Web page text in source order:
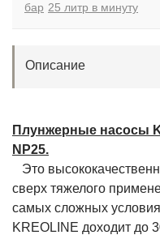
бар 25 литр в минуту
Описание
Плунжерные насосы
NP25.
Это
сверх тяжелого
самых сложных
KREOLINE доходит до